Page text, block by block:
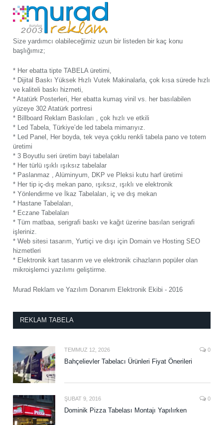
Size yardımcı olabileceğimiz uzun bir listeden bir kaç konu
başlığımız;
* Her ebatta tipte TABELA üretimi,
* Dijital Baskı Yüksek Hızlı Vutek Makinalarla, çok kısa sürede hızlı
ve kaliteli baskı hizmeti,
* Atatürk Posterleri, Her ebatta kumaş vinil vs. her basılabilen
yüzeye 302 Atatürk portresi
* Billboard Reklam Baskıları , çok hızlı ve etkili
* Led Tabela, Türkiye’de led tabela mimarıyız.
* Led Panel, Her boyda, tek veya çoklu renkli tabela pano ve totem
üretimi
* 3 Boyutlu seri üretim bayi tabelaları
* Her türlü ışıklı ışıksız tabelalar
* Paslanmaz , Alüminyum, DKP ve Pleksi kutu harf üretimi
* Her tip iç-dış mekan pano, ışıksız, ışıklı ve elektronik
* Yönlendirme ve İkaz Tabelaları, iç ve dış mekan
* Hastane Tabelaları,
* Eczane Tabelaları
* Tüm matbaa, serigrafi baskı ve kağıt üzerine basılan serigrafi
işleriniz.
* Web sitesi tasarım, Yurtiçi ve dışı için Domain ve Hosting SEO
hizmetleri
* Elektronik kart tasarım ve ve elektronik cihazların popüler olan
mikroişlemci yazılımı geliştirme.
Murad Reklam ve Yazılım Donanım Elektronik Ekibi - 2016
REKLAM TABELA
TEMMUZ 12, 2026 0
Bahçelievler Tabelacı Ürünleri Fiyat Önerileri
ŞUBAT 9, 2016 0
Dominik Pizza Tabelası Montajı Yapılırken